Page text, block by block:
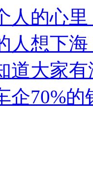
人的心
人想下海
道大家
企70%的